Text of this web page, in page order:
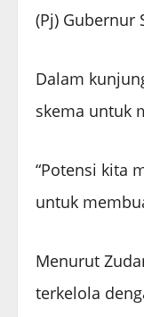
(Pj) Gubernur
Dalam
skema untuk
“Potensi kita
untuk
Menurut
terkelola